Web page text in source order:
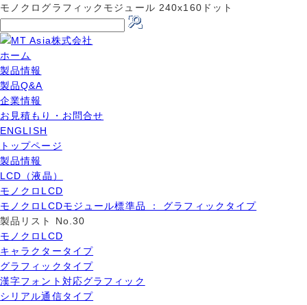
モノクログラフィックモジュール 240x160ドット
ホーム
製品情報
製品Q&A
企業情報
お見積もり・お問合せ
ENGLISH
トップページ
製品情報
LCD（液晶）
モノクロLCD
モノクロLCDモジュール標準品 ： グラフィックタイプ
製品リスト No.30
モノクロLCD
キャラクタータイプ
グラフィックタイプ
漢字フォント対応グラフィック
シリアル通信タイプ